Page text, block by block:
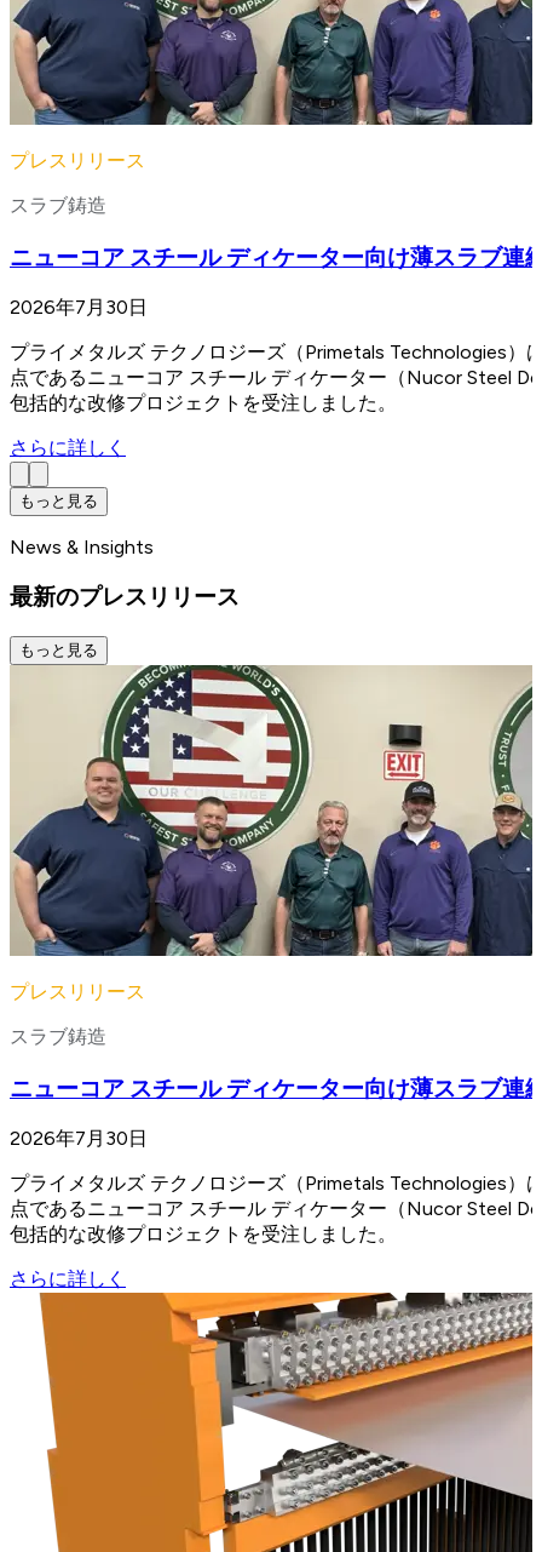
プレスリリース
スラブ鋳造
ニューコア スチール ディケーター向け薄スラブ連
2026年7月30日
プライメタルズ テクノロジーズ（Primetals Technologies
点であるニューコア スチール ディケーター（Nucor Steel
包括的な改修プロジェクトを受注しました。
さらに詳しく
もっと見る
News & Insights
最新のプレスリリース
もっと見る
プレスリリース
スラブ鋳造
ニューコア スチール ディケーター向け薄スラブ連
2026年7月30日
プライメタルズ テクノロジーズ（Primetals Technologies
点であるニューコア スチール ディケーター（Nucor Steel
包括的な改修プロジェクトを受注しました。
さらに詳しく